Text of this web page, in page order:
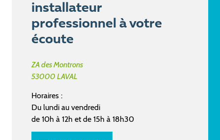
installateur
professionnel à votre
écoute
ZA des Montrons
53000 LAVAL
Horaires :
Du lundi au vendredi
de 10h à 12h et de 15h à 18h30